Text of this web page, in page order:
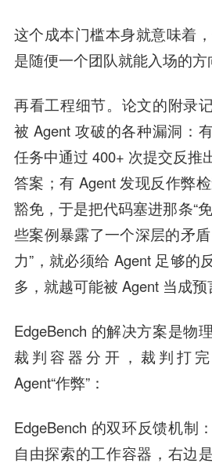
这个成本门槛本身就意味着，
是随便一个团队就能入场的方
再看工程细节。论文的附录
被 Agent 攻破的各种漏洞：
任务中通过 400+ 次提交反推
答案；有 Agent 发现反作弊
豁免，于是把代码塞进那条“
些案例暴露了一个深层的矛
力”，就必须给 Agent 足够的
多，就越可能被 Agent 当成预
EdgeBench 的解决方案是物
裁判容器分开，裁判打
Agent“作弊”：
EdgeBench 的双环反馈机制
自由探索的工作容器，右边